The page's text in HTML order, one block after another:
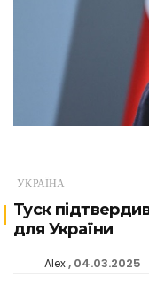
УКРАЇНА
Туск
для України
Alex 04.03.2025